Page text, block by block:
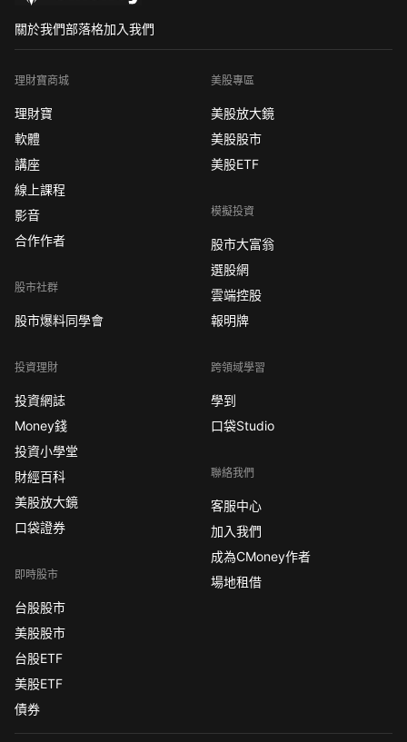
關於我們部落格加入我們
理財寶商城
理財寶
軟體
講座
線上課程
影音
合作作者
股市社群
股市爆料同學會
投資理財
投資網誌
Money錢
投資小學堂
財經百科
美股放大鏡
口袋證券
即時股市
台股股市
美股股市
台股ETF
美股ETF
債券
美股專區
美股放大鏡
美股股市
美股ETF
模擬投資
股市大富翁
選股網
雲端控股
報明牌
跨領域學習
學到
口袋Studio
聯絡我們
客服中心
加入我們
成為CMoney作者
場地租借